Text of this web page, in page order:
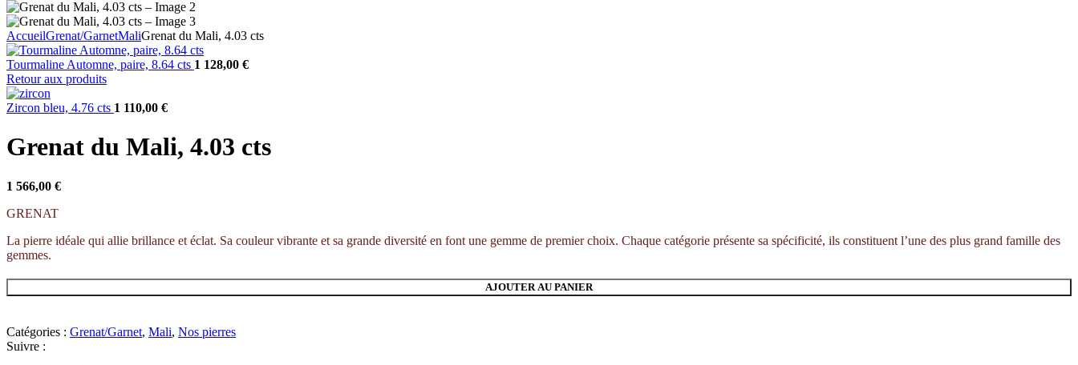
AccueilGrenat/GarnetMaliGrenat du Mali, 4.03 cts
Tourmaline Automne, paire, 8.64 cts 1 128,00 €
Retour aux produits
Zircon bleu, 4.76 cts 1 110,00 €
Grenat du Mali, 4.03 cts
1 566,00 €
GRENAT
La pierre idéale qui allie brillance et éclat. Sa couleur vibrante et sa grande diversité en font une gemme de premier choix. Chaque catégorie présente sa spécificité, ils constituent l’une des plus grand famille des
gemmes.
AJOUTER AU PANIER
Catégories : Grenat/Garnet, Mali, Nos pierres
Suivre :